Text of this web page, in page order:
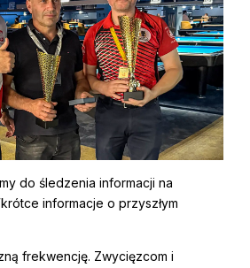
do śledzenia informacji na
informacje o przyszłym
frekwencję. Zwycięzcom i